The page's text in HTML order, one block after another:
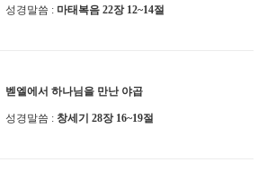
성경말씀 : 마태복음 22장 12~14절
벧엘에서 하나님을 만난 야곱
성경말씀 : 창세기 28장 16~19절